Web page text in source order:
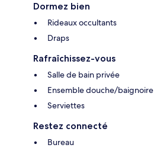
Dormez bien
Rideaux occultants
Draps
Rafraîchissez-vous
Salle de bain privée
Ensemble douche/baignoire
Serviettes
Restez connecté
Bureau